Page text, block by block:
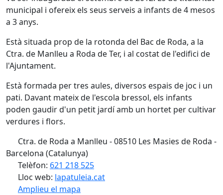
municipal i ofereix els seus serveis a infants de 4 mesos
a 3 anys.
Està situada prop de la rotonda del Bac de Roda, a la
Ctra. de Manlleu a Roda de Ter, i al costat de l'edifici de
l'Ajuntament.
Està formada per tres aules, diversos espais de joc i un
pati. Davant mateix de l'escola bressol, els infants
poden gaudir d'un petit jardí amb un hortet per cultivar
verdures i flors.
Ctra. de Roda a Manlleu - 08510 Les Masies de Roda -
Barcelona (Catalunya)
Telèfon: 621 218 525
Lloc web: lapatuleia.cat
Amplieu el mapa